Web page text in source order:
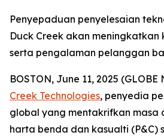
Penyepaduan penyelesaian
Duck Creek akan meningkatkan
serta pengalaman pelanggan
BOSTON, June 11, 2025 (GLOBE
Creek Technologies, penyedia
global yang mentakrifkan masa
harta benda dan kasualti (P&C)